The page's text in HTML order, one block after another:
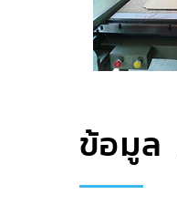
ข้อมูล